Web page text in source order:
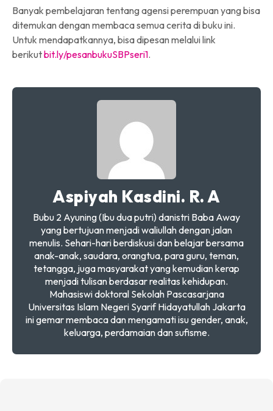
Banyak pembelajaran tentang agensi perempuan yang bisa
ditemukan dengan membaca semua cerita di buku ini.
Untuk mendapatkannya, bisa dipesan melalui link
berikutbit.ly/pesanbukuSBPseri1.
Aspiyah Kasdini. R. A
Bubu 2 Ayuning (Ibu dua putri) danistri Baba Away
yang bertujuan menjadi waliullah dengan jalan
menulis. Sehari-hari berdiskusi dan belajar bersama
anak-anak, saudara, orangtua, para guru, teman,
tetangga, juga masyarakat yang kemudian kerap
menjadi tulisan berdasar realitas kehidupan.
Mahasiswi doktoral Sekolah Pascasarjana
Universitas Islam Negeri Syarif Hidayatullah Jakarta
ini gemar membaca dan mengamati isu gender, anak,
keluarga, perdamaian dan sufisme.